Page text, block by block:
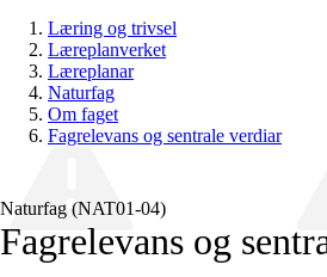
Læring og trivsel
Læreplanverket
Læreplanar
Naturfag
Om faget
Fagrelevans og sentrale verdiar
Naturfag (NAT01‑04)
Fagrelevans og